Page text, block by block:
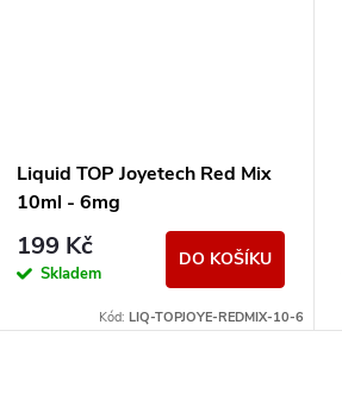
Liquid TOP Joyetech Red Mix
10ml - 6mg
199 Kč
Skladem
DO KOŠÍKU
Kód: LIQ-TOPJOYE-REDMIX-10-6